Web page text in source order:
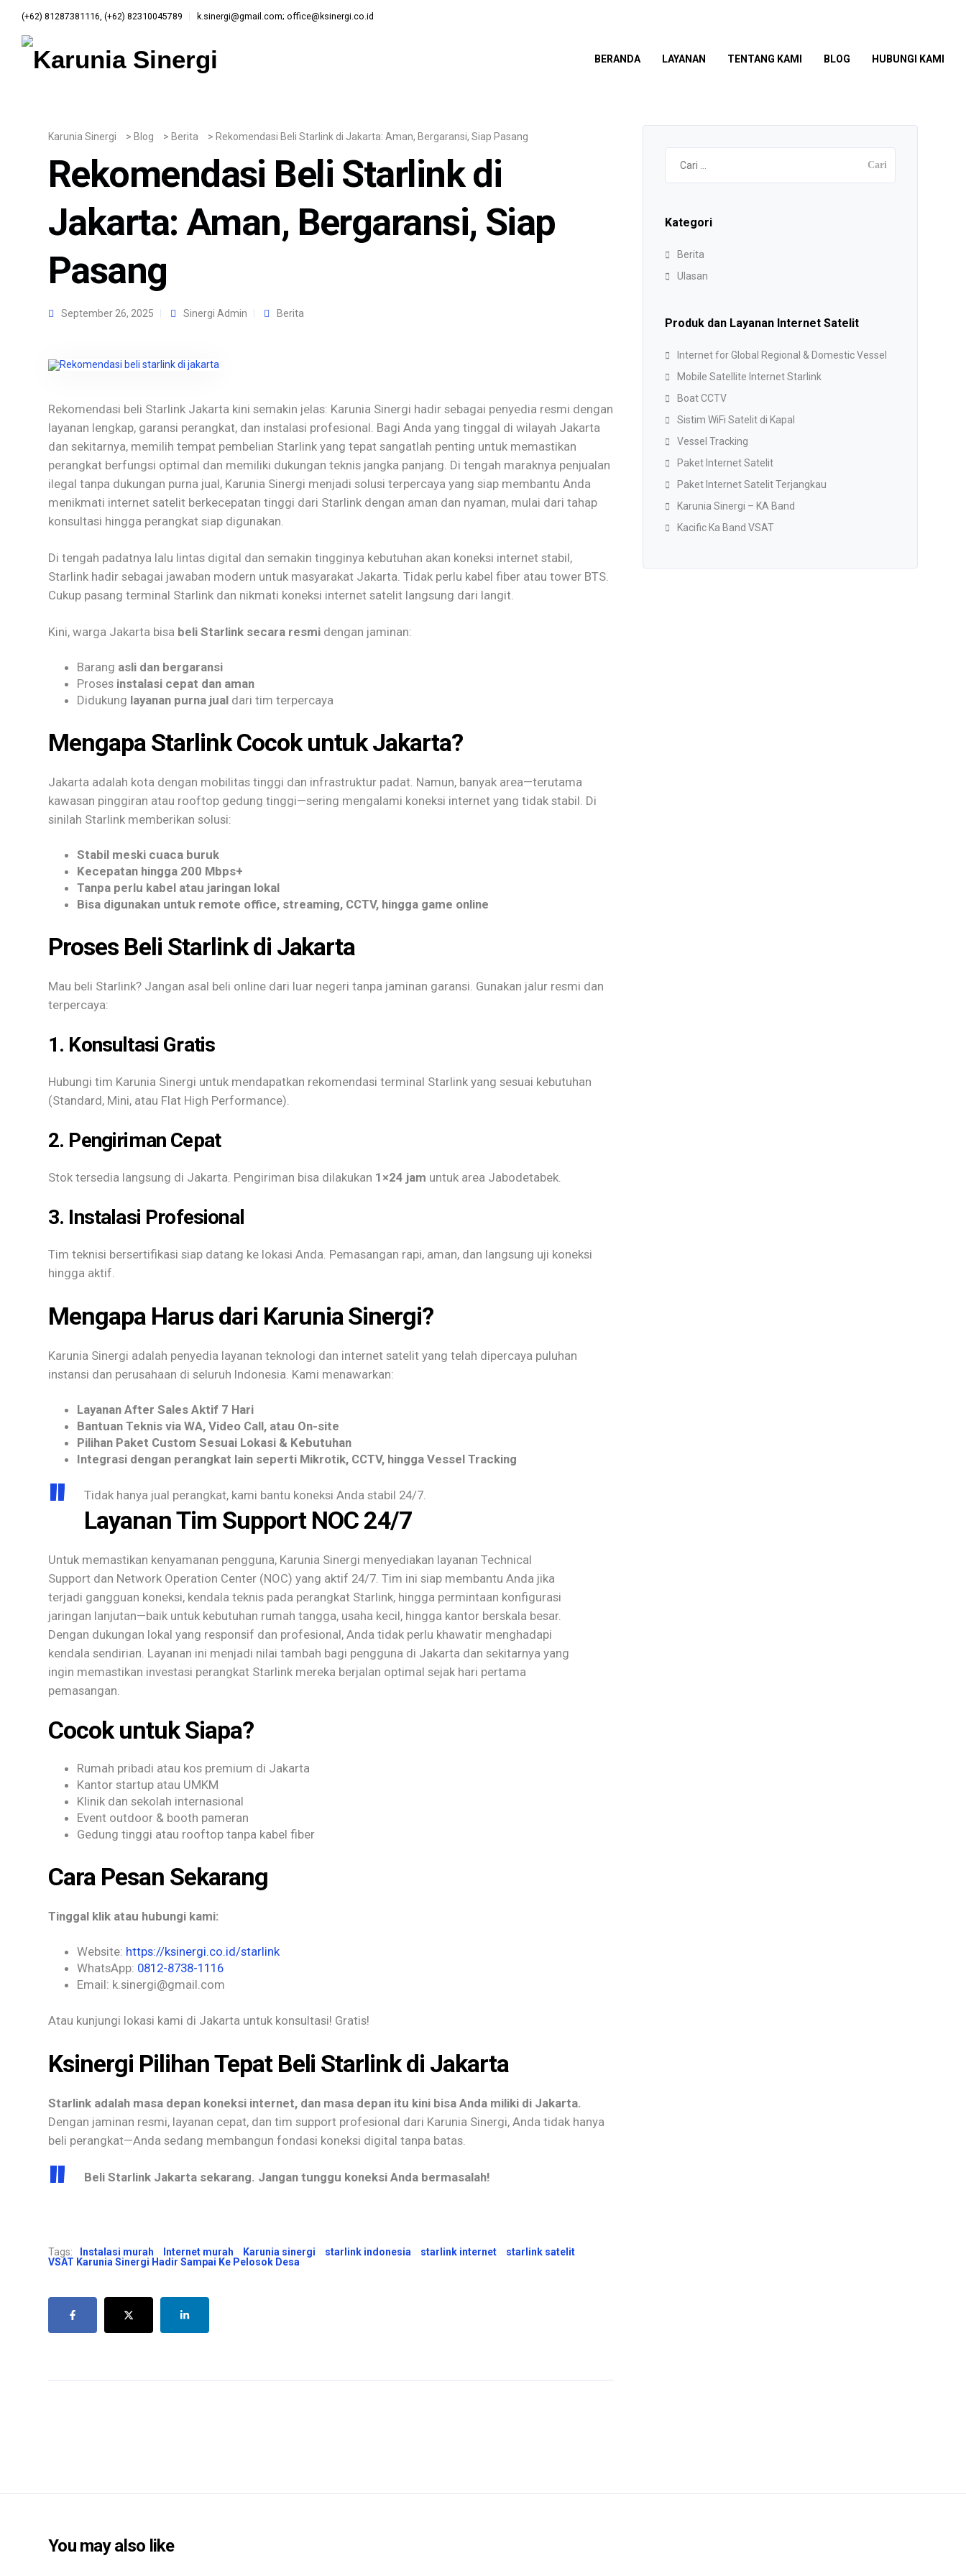
(+62) 81287381116, (+62) 82310045789 k.sinergi@gmail.com; office@ksinergi.co.id
BERANDA LAYANAN TENTANG KAMI BLOG HUBUNGI KAMI
Karunia Sinergi > Blog > Berita > Rekomendasi Beli Starlink di Jakarta: Aman, Bergaransi, Siap Pasang
Rekomendasi Beli Starlink di
Jakarta: Aman, Bergaransi, Siap
Pasang
September 26, 2025 Sinergi Admin Berita
Rekomendasi beli Starlink Jakarta kini semakin jelas: Karunia Sinergi hadir sebagai penyedia resmi dengan
layanan lengkap, garansi perangkat, dan instalasi profesional. Bagi Anda yang tinggal di wilayah Jakarta
dan sekitarnya, memilih tempat pembelian Starlink yang tepat sangatlah penting untuk memastikan
perangkat berfungsi optimal dan memiliki dukungan teknis jangka panjang. Di tengah maraknya penjualan
ilegal tanpa dukungan purna jual, Karunia Sinergi menjadi solusi terpercaya yang siap membantu Anda
menikmati internet satelit berkecepatan tinggi dari Starlink dengan aman dan nyaman, mulai dari tahap
konsultasi hingga perangkat siap digunakan.
Di tengah padatnya lalu lintas digital dan semakin tingginya kebutuhan akan koneksi internet stabil,
Starlink hadir sebagai jawaban modern untuk masyarakat Jakarta. Tidak perlu kabel fiber atau tower BTS.
Cukup pasang terminal Starlink dan nikmati koneksi internet satelit langsung dari langit.
Kini, warga Jakarta bisa beli Starlink secara resmi dengan jaminan:
Barang asli dan bergaransi
Proses instalasi cepat dan aman
Didukung layanan purna jual dari tim terpercaya
Mengapa Starlink Cocok untuk Jakarta?
Jakarta adalah kota dengan mobilitas tinggi dan infrastruktur padat. Namun, banyak area—terutama
kawasan pinggiran atau rooftop gedung tinggi—sering mengalami koneksi internet yang tidak stabil. Di
sinilah Starlink memberikan solusi:
Stabil meski cuaca buruk
Kecepatan hingga 200 Mbps+
Tanpa perlu kabel atau jaringan lokal
Bisa digunakan untuk remote office, streaming, CCTV, hingga game online
Proses Beli Starlink di Jakarta
Mau beli Starlink? Jangan asal beli online dari luar negeri tanpa jaminan garansi. Gunakan jalur resmi dan
terpercaya:
1. Konsultasi Gratis
Hubungi tim Karunia Sinergi untuk mendapatkan rekomendasi terminal Starlink yang sesuai kebutuhan
(Standard, Mini, atau Flat High Performance).
2. Pengiriman Cepat
Stok tersedia langsung di Jakarta. Pengiriman bisa dilakukan 1×24 jam untuk area Jabodetabek.
3. Instalasi Profesional
Tim teknisi bersertifikasi siap datang ke lokasi Anda. Pemasangan rapi, aman, dan langsung uji koneksi
hingga aktif.
Mengapa Harus dari Karunia Sinergi?
Karunia Sinergi adalah penyedia layanan teknologi dan internet satelit yang telah dipercaya puluhan
instansi dan perusahaan di seluruh Indonesia. Kami menawarkan:
Layanan After Sales Aktif 7 Hari
Bantuan Teknis via WA, Video Call, atau On-site
Pilihan Paket Custom Sesuai Lokasi & Kebutuhan
Integrasi dengan perangkat lain seperti Mikrotik, CCTV, hingga Vessel Tracking
Tidak hanya jual perangkat, kami bantu koneksi Anda stabil 24/7.
Layanan Tim Support NOC 24/7
Untuk memastikan kenyamanan pengguna, Karunia Sinergi menyediakan layanan Technical
Support dan Network Operation Center (NOC) yang aktif 24/7. Tim ini siap membantu Anda jika
terjadi gangguan koneksi, kendala teknis pada perangkat Starlink, hingga permintaan konfigurasi
jaringan lanjutan—baik untuk kebutuhan rumah tangga, usaha kecil, hingga kantor berskala besar.
Dengan dukungan lokal yang responsif dan profesional, Anda tidak perlu khawatir menghadapi
kendala sendirian. Layanan ini menjadi nilai tambah bagi pengguna di Jakarta dan sekitarnya yang
ingin memastikan investasi perangkat Starlink mereka berjalan optimal sejak hari pertama
pemasangan.
Cocok untuk Siapa?
Rumah pribadi atau kos premium di Jakarta
Kantor startup atau UMKM
Klinik dan sekolah internasional
Event outdoor & booth pameran
Gedung tinggi atau rooftop tanpa kabel fiber
Cara Pesan Sekarang
Tinggal klik atau hubungi kami:
Website: https://ksinergi.co.id/starlink
WhatsApp: 0812-8738-1116
Email: k.sinergi@gmail.com
Atau kunjungi lokasi kami di Jakarta untuk konsultasi! Gratis!
Ksinergi Pilihan Tepat Beli Starlink di Jakarta
Starlink adalah masa depan koneksi internet, dan masa depan itu kini bisa Anda miliki di Jakarta.
Dengan jaminan resmi, layanan cepat, dan tim support profesional dari Karunia Sinergi, Anda tidak hanya
beli perangkat—Anda sedang membangun fondasi koneksi digital tanpa batas.
Beli Starlink Jakarta sekarang. Jangan tunggu koneksi Anda bermasalah!
Tags: Instalasi murah Internet murah Karunia sinergi starlink indonesia starlink internet
starlink satelit
VSAT Karunia Sinergi Hadir Sampai Ke Pelosok Desa
Cari
untuk:
Kategori
Berita
Ulasan
Produk dan Layanan Internet Satelit
Internet for Global Regional & Domestic Vessel
Mobile Satellite Internet Starlink
Boat CCTV
Sistim WiFi Satelit di Kapal
Vessel Tracking
Paket Internet Satelit
Paket Internet Satelit Terjangkau
Karunia Sinergi – KA Band
Kacific Ka Band VSAT
You may also like